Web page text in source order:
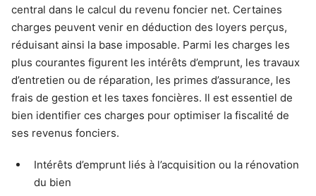
central dans le calcul du revenu foncier net. Certaines
charges peuvent venir en déduction des loyers perçus,
réduisant ainsi la base imposable. Parmi les charges les
plus courantes figurent les intérêts d’emprunt, les travaux
d’entretien ou de réparation, les primes d’assurance, les
frais de gestion et les taxes foncières. Il est essentiel de
bien identifier ces charges pour optimiser la fiscalité de
ses revenus fonciers.
Intérêts d’emprunt liés à l’acquisition ou la rénovation
du bien